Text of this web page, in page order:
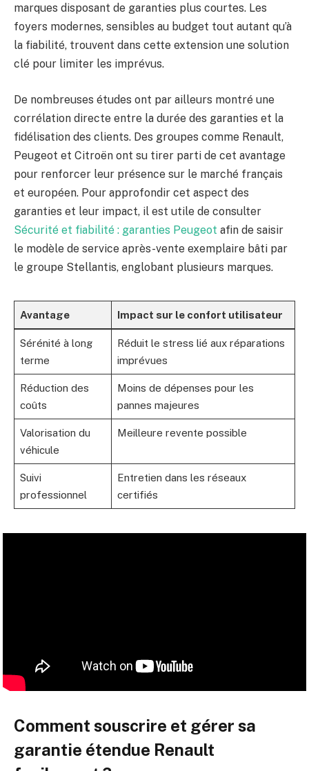
marques disposant de garanties plus courtes. Les
foyers modernes, sensibles au budget tout autant qu’à
la fiabilité, trouvent dans cette extension une solution
clé pour limiter les imprévus.
De nombreuses études ont par ailleurs montré une
corrélation directe entre la durée des garanties et la
fidélisation des clients. Des groupes comme Renault,
Peugeot et Citroën ont su tirer parti de cet avantage
pour renforcer leur présence sur le marché français
et européen. Pour approfondir cet aspect des
garanties et leur impact, il est utile de consulter
Sécurité et fiabilité : garanties Peugeot afin de saisir
le modèle de service après-vente exemplaire bâti par
le groupe Stellantis, englobant plusieurs marques.
Avantage Impact sur le confort utilisateur
Sérénité à long
terme
Réduit le stress lié aux réparations
imprévues
Réduction des
coûts
Moins de dépenses pour les
pannes majeures
Valorisation du
véhicule
Meilleure revente possible
Suivi
professionnel
Entretien dans les réseaux
certifiés
Comment souscrire et gérer sa
garantie étendue Renault